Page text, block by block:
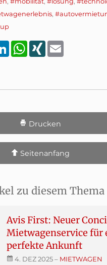
,
LinkedInWhatsApp
XING
Drucken
Seitenanfang
zu diesem Thema
Avis First: Neuer
Mietwagenservice für
perfekte Ankunft
4. DEZ 2025– MIETWAGEN